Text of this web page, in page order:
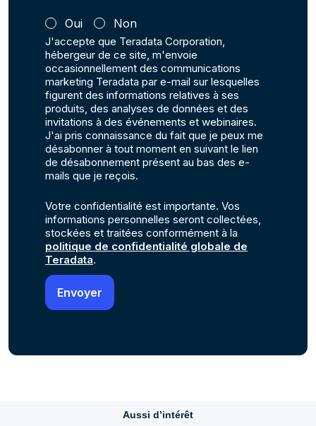
Oui Non
J'accepte que Teradata Corporation,
hébergeur de ce site, m'envoie
occasionnellement des communications
marketing Teradata par e-mail sur lesquelles
figurent des informations relatives à ses
produits, des analyses de données et des
invitations à des événements et webinaires.
J'ai pris connaissance du fait que je peux me
désabonner à tout moment en suivant le lien
de désabonnement présent au bas des e-
mails que je reçois.
Votre confidentialité est importante. Vos
informations personnelles seront collectées,
stockées et traitées conformément à la
politique de confidentialité globale de
Teradata.
Aussi d’intérêt